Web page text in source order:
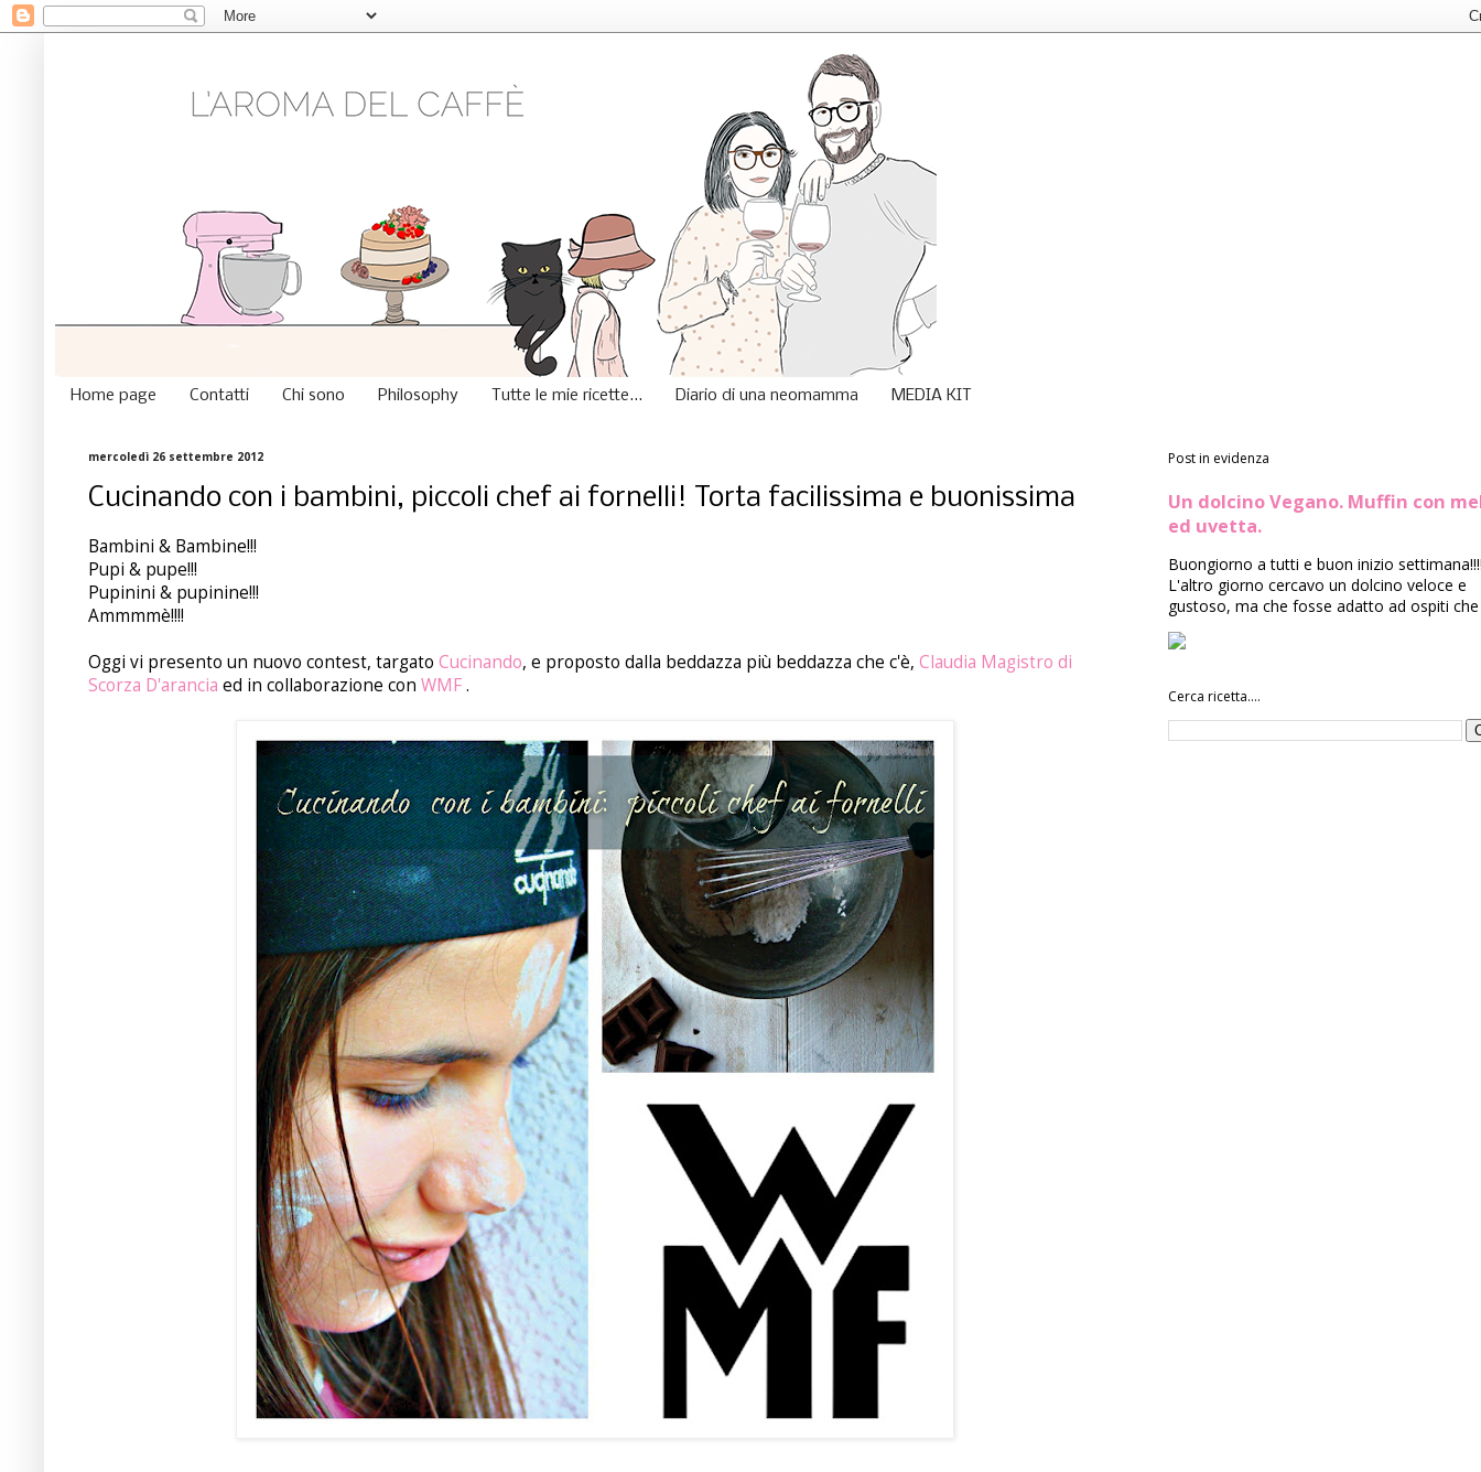
Home page Contatti Chi sono Philosophy Tutte le mie ricette... Diario di una neomamma MEDIA KIT
mercoledì 26 settembre 2012
Cucinando con i bambini, piccoli chef ai fornelli! Torta facilissima e buonissima
Bambini & Bambine!!!
Pupi & pupe!!!
Pupinini & pupinine!!!
Ammmmè!!!!
Oggi vi presento un nuovo contest, targato Cucinando, e proposto dalla beddazza più beddazza che c'è, Claudia Magistro di
Scorza D'arancia ed in collaborazione con WMF.
Post in evidenza
Un dolcino Vegano. Muffin con
ed uvetta.
Buongiorno a tutti e buon inizio
L'altro giorno cercavo un dolcino veloce e
gustoso, ma che fosse adatto ad ospiti che
Cerca ricetta....